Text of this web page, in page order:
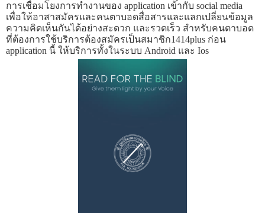
การเชื่อมโยงการทำงานของ application เข้ากับ social media
เพื่อให้อาสาสมัครและคนตาบอดสื่อสารและแลกเปลี่ยนข้อมูล
ความคิดเห็นกันได้อย่างสะดวก และรวดเร็ว สำหรับคนตาบอด
ที่ต้องการใช้บริการต้องสมัครเป็นสมาชิก1414plus ก่อน
application นี้ ให้บริการทั้งในระบบ Android และ Ios